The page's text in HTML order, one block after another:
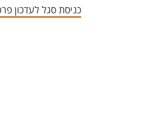
כניסת סגל לעדכון